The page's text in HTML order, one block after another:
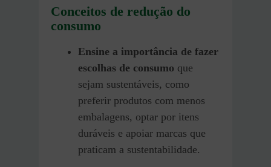
Conceitos de redução do
consumo
Ensine a importância de fazer
escolhas de consumo que
sejam sustentáveis, como
preferir produtos com menos
embalagens, optar por itens
duráveis e apoiar marcas que
praticam a sustentabilidade.